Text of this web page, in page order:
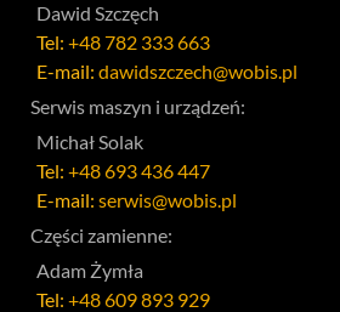
Dawid Szczęch
Tel: +48 782 333 663
E-mail: dawidszczech@wobis.pl
Serwis maszyn i urządzeń:
Michał Solak
Tel: +48 693 436 447
E-mail: serwis@wobis.pl
Części zamienne:
Adam Żymła
Tel: +48 609 893 929